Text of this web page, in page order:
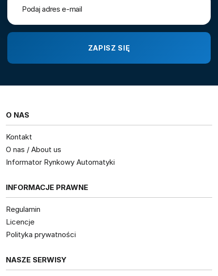
O NAS
Kontakt
O nas / About us
Informator Rynkowy Automatyki
INFORMACJE PRAWNE
Regulamin
Licencje
Polityka prywatności
NASZE SERWISY